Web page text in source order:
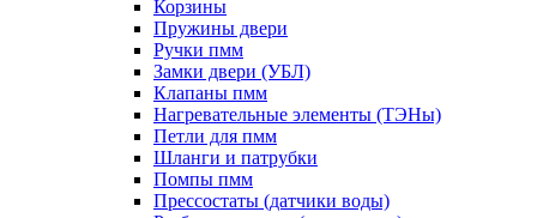
Корзины
Пружины двери
Ручки пмм
Замки двери (УБЛ)
Клапаны пмм
Нагревательные элементы (ТЭНы)
Петли для пмм
Шланги и патрубки
Помпы пмм
Прессостаты (датчики воды)